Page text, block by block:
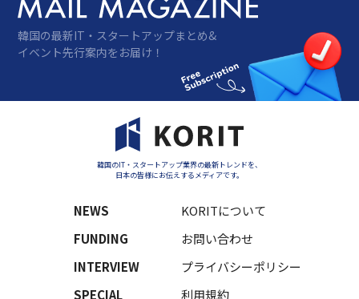
韓国の最新IT・スタートアップまとめ&
イベント先行案内をお届け！
韓国のIT・スタートアップ業界の最新トレンドを、
日本の皆様にお伝えするメディアです。
NEWS
FUNDING
INTERVIEW
SPECIAL
KORITについて
お問い合わせ
プライバシーポリシー
利用規約